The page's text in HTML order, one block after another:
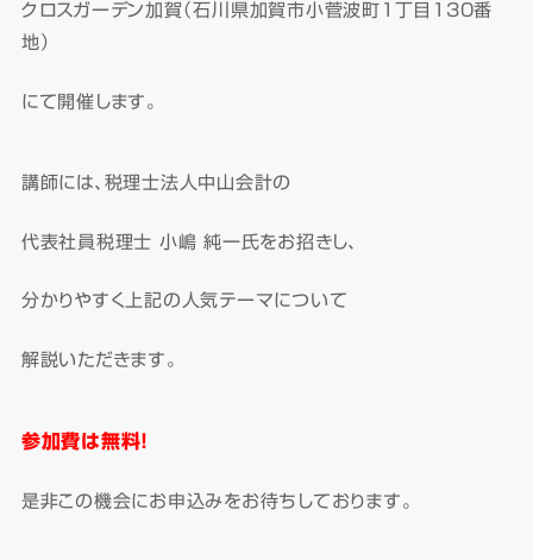
クロスガーデン加賀（石川県加賀市小菅波町1丁目130番
地）
にて開催します。
講師には、税理士法人中山会計の
代表社員税理士 小嶋 純一氏をお招きし、
分かりやすく上記の人気テーマについて
解説いただきます。
参加費は無料！
是非この機会にお申込みをお待ちしております。